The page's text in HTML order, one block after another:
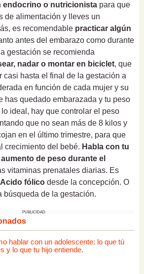
endocrino o nutricionista para que
de alimentación y lleves un
es recomendable practicar algún
antes del embarazo como durante
gestación se recomienda
nadar o montar en biciclet, que
casi hasta el final de la gestación a
en función de cada mujer y su
has quedado embarazada y tu peso
ideal, hay que controlar el peso
que no sean más de 8 kilos y
en el último trimestre, para que
crecimiento del bebé. Habla con tu
de peso durante el
vitaminas prenatales diarias. Es
Acido fólico desde la concepción. O
búsqueda de la gestación.
PUBLICIDAD
hablar con un adolescente: lo que tú
y lo que tu hijo entiende.